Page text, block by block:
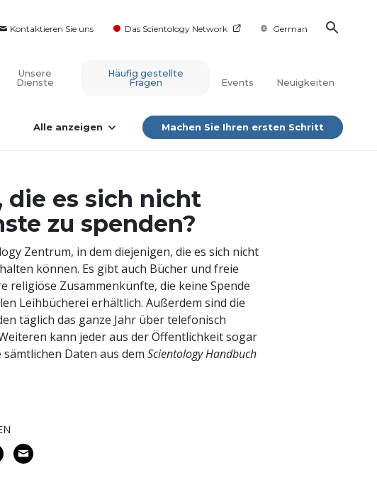
Kontaktieren Sie uns Das Scientology Network German
Unsere
Dienste
Häufig gestellte
Fragen
Events Neuigkeiten
Alle anzeigen Machen Sie Ihren ersten Schritt
die es sich nicht
zu spenden?
Zentrum, in dem diejenigen, die es sich nicht
können. Es gibt auch Bücher und freie
religiöse Zusammenkünfte, die keine Spende
Leihbücherei erhältlich. Außerdem sind die
täglich das ganze Jahr über telefonisch
kann jeder aus der Öffentlichkeit sogar
Daten aus demScientology Handbuch